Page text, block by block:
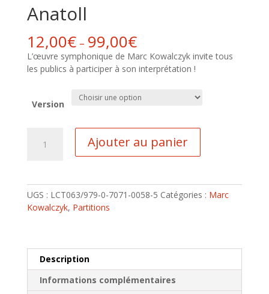
Anatoll
12,00€– 99,00€
L’œuvre symphonique de Marc Kowalczyk invite tous
les publics à participer à son interprétation !
Version
Ajouter au panier
UGS : LCT063/979-0-7071-0058-5 Catégories : Marc
Kowalczyk, Partitions
Description
Informations complémentaires